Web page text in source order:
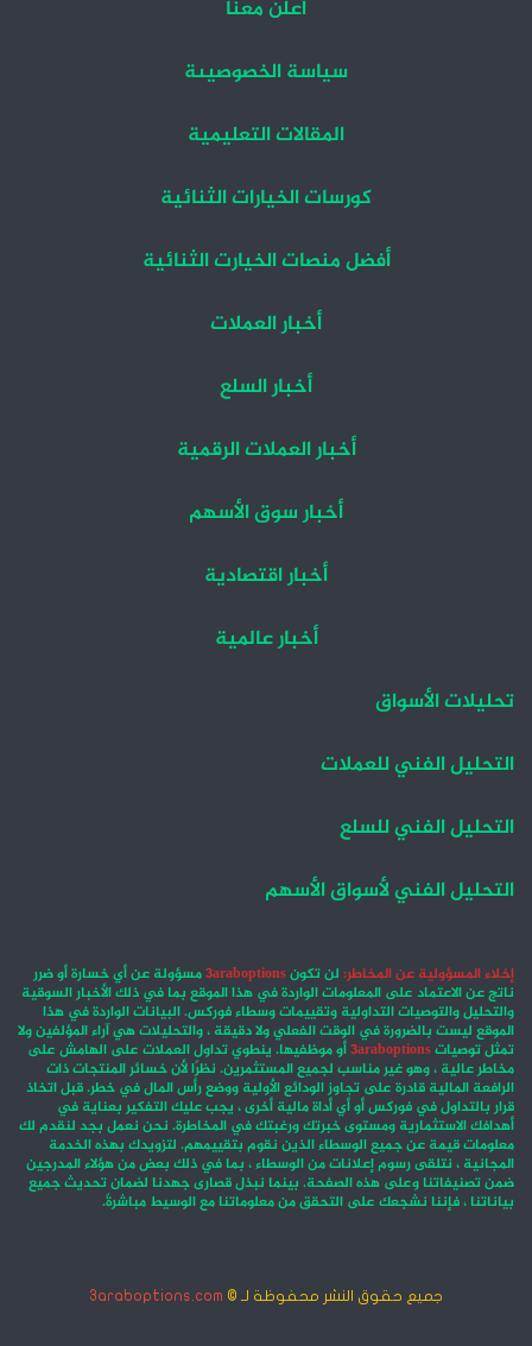
أعلن معنا
سياسة الخصوصيىة
المقالات التعليمية
كورسات الخيارات الثنائية
أفضل منصات الخيارت الثنائية
أخبار العملات
أخبار السلع
أخبار العملات الرقمية
أخبار سوق الأسهم
أخبار اقتصادية
أخبار عالمية
تحليلات الأسواق
التحليل الفني للعملات
التحليل الفني للسلع
التحليل الفني لأسواق الأسهم
إخلاء المسؤولية عن المخاطر: لن تكون3araboptionsمسؤولة عن أي خسارة أو ضرر
ناتج عن الاعتماد على المعلومات الواردة في هذا الموقع بما في ذلك الأخبار السوقية
والتحليل والتوصيات التداولية وتقييمات وسطاء فوركس. البيانات الواردة في هذا
الموقع ليست بالضرورة في الوقت الفعلي ولا دقيقة ، والتحليلات هي آراء المؤلفين ولا
تمثل توصيات3araboptionsأو موظفيها. ينطوي تداول العملات على الهامش على
مخاطر عالية ، وهو غير مناسب لجميع المستثمرين. نظرًا لأن خسائر المنتجات ذات
الرافعة المالية قادرة على تجاوز الودائع الأولية ووضع رأس المال في خطر. قبل اتخاذ
قرار بالتداول في فوركس أو أي أداة مالية أخرى ، يجب عليك التفكير بعناية في
أهدافك الاستثمارية ومستوى خبرتك ورغبتك في المخاطرة. نحن نعمل بجد لنقدم لك
معلومات قيمة عن جميع الوسطاء الذين نقوم بتقييمهم. لتزويدك بهذه الخدمة
المجانية ، نتلقى رسوم إعلانات من الوسطاء ، بما في ذلك بعض من هؤلاء المدرجين
ضمن تصنيفاتنا وعلى هذه الصفحة. بينما نبذل قصارى جهدنا لضمان تحديث جميع
بياناتنا ، فإننا نشجعك على التحقق من معلوماتنا مع الوسيط مباشرةً.
جميع حقوق النشر محفوظة لـ © 3araboptions.com